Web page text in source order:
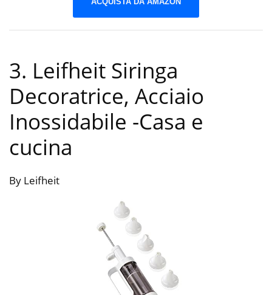
3. Leifheit Siringa
Decoratrice, Acciaio
Inossidabile -Casa e
cucina
By Leifheit